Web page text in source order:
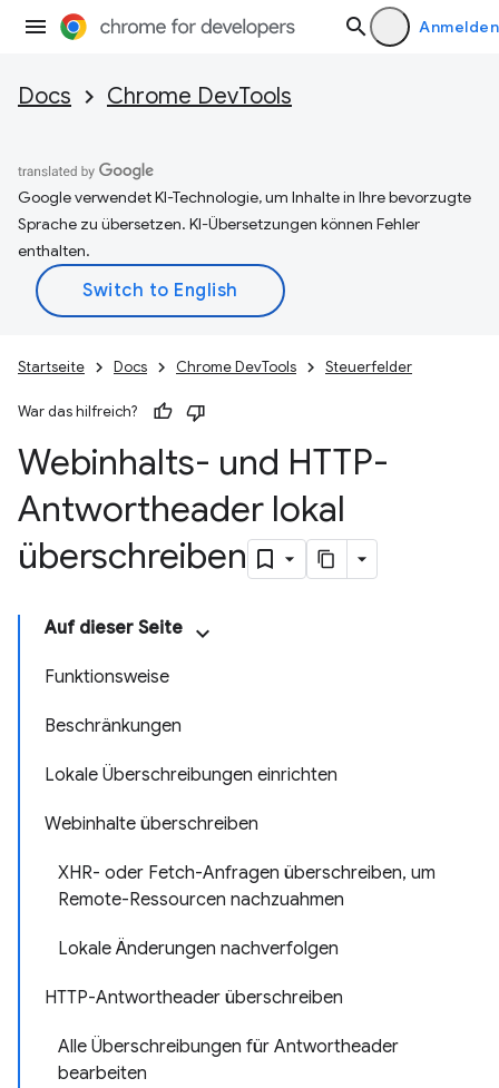
Anmelden
Docs Chrome DevTools
Google verwendet KI-Technologie, um Inhalte in Ihre bevorzugte
Sprache zu übersetzen. KI-Übersetzungen können Fehler
enthalten.
Startseite Docs Chrome DevTools Steuerfelder
War das hilfreich?
Webinhalts- und HTTP-
Antwortheader lokal
überschreiben
Auf dieser Seite
Funktionsweise
Beschränkungen
Lokale Überschreibungen einrichten
Webinhalte überschreiben
XHR- oder Fetch-Anfragen überschreiben, um
Remote-Ressourcen nachzuahmen
Lokale Änderungen nachverfolgen
HTTP-Antwortheader überschreiben
Alle Überschreibungen für Antwortheader
bearbeiten